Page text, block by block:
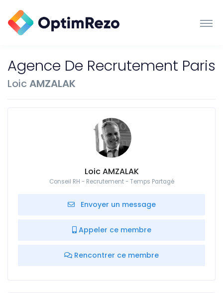
Agence De Recrutement Paris
LoicAMZALAK
Loic AMZALAK
Conseil RH - Recrutement - Temps Partagé
Envoyer un message
Appeler ce membre
Rencontrer ce membre